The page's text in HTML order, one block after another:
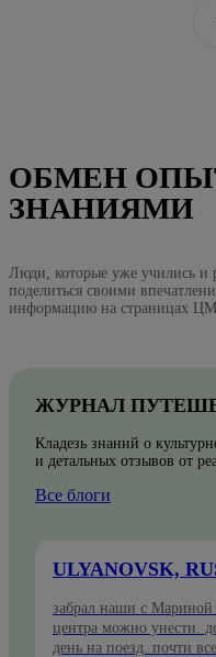
ОБМЕН
ЗНАНИЯМИ
Люди, которые уже учились и
поделиться своими
информацию на страницах
ЖУРНАЛ
Кладезь знаний о
и детальных отзывов от
Все блоги
ULYANOVSK,
забрал наши с
центра можно унести.
день на поезд. почти